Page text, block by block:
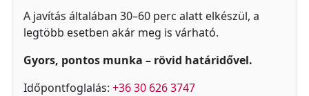
A javítás általában 30–60 perc alatt elkészül, a
legtöbb esetben akár meg is várható.
Gyors, pontos munka – rövid határidővel.
Időpontfoglalás: +36 30 626 3747